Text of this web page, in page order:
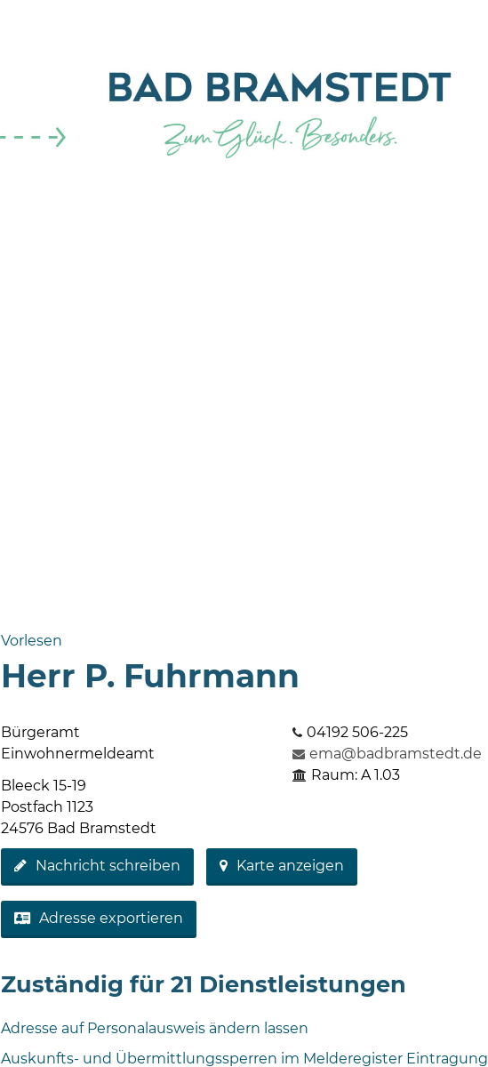
Vorlesen
Herr P. Fuhrmann
Bürgeramt
Einwohnermeldeamt
Bleeck 15-19
Postfach 1123
24576 Bad Bramstedt
04192 506-225
ema@badbramstedt.de
Raum: A 1.03
Nachricht schreiben Karte anzeigen
Adresse exportieren
Zuständig für 21 Dienstleistungen
Adresse auf Personalausweis ändern lassen
Auskunfts- und Übermittlungssperren im Melderegister Eintragung